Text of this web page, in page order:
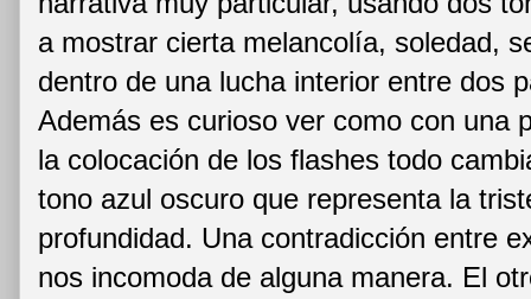
a mostrar cierta melancolía, soledad,
dentro de una lucha interior entre dos
Además es curioso ver como con una
la colocación de los flashes todo
tono azul oscuro que representa la
profundidad. Una contradicción entre
nos incomoda de alguna manera. El